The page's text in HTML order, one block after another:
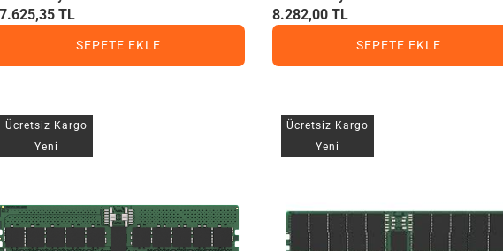
TL
SEPETE EKLE
8.282,00 TL
SEPETE EKLE
Ücretsiz Kargo
Yeni
Ücretsiz Kargo
Yeni